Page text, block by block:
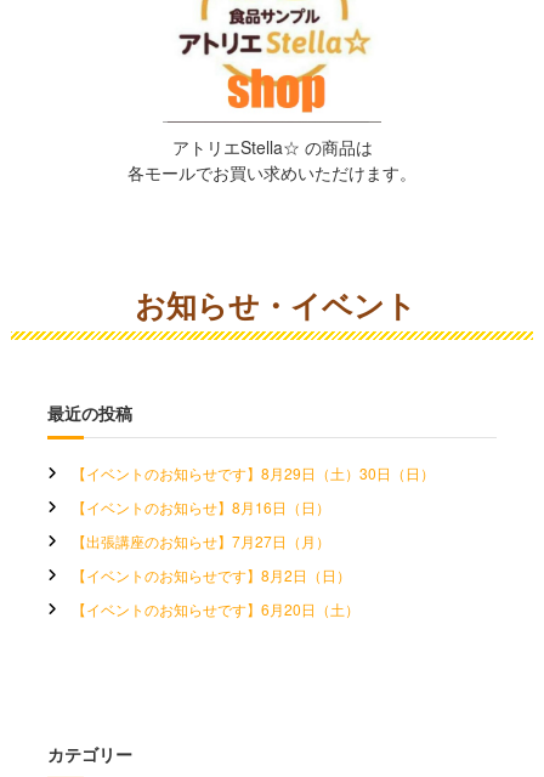
アトリエStella☆ の商品は
各モールでお買い求めいただけます。
お知らせ・イベント
最近の投稿
【イベントのお知らせです】8月29日（土）30日（日）
【イベントのお知らせ】8月16日（日）
【出張講座のお知らせ】7月27日（月）
【イベントのお知らせです】8月2日（日）
【イベントのお知らせです】6月20日（土）
カテゴリー